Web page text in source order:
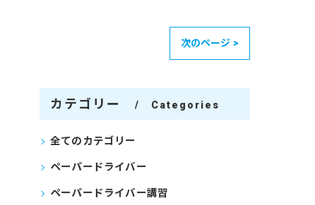
次のページ >
カテゴリー Categories
全てのカテゴリー
ペーパードライバー
ペーパードライバー講習